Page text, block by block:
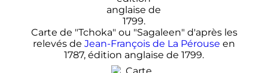
Carte de "Tchoka" ou "Sagaleen" d'après les
relevés de Jean-François de La Pérouse en
1787, édition anglaise de 1799.